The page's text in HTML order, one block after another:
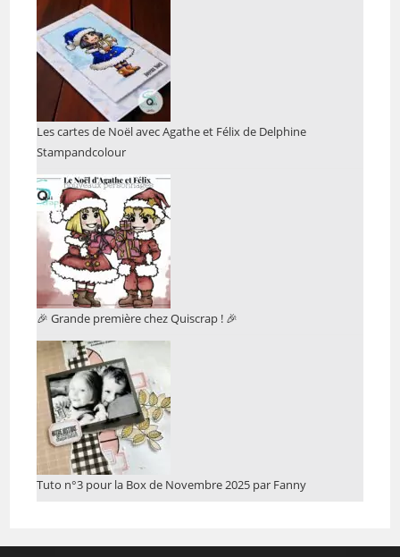
Les cartes de Noël avec Agathe et Félix de Delphine
Stampandcolour
🎉 Grande première chez Quiscrap ! 🎉
Tuto n°3 pour la Box de Novembre 2025 par Fanny